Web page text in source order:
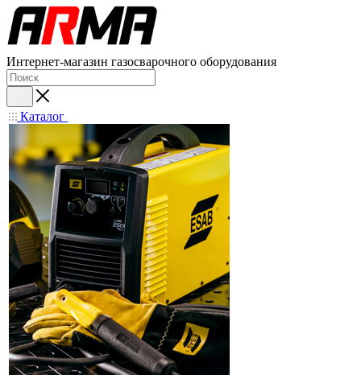
Интернет-магазин газосварочного оборудования
Каталог